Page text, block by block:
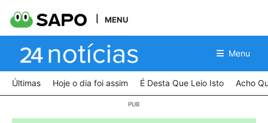
MENU
Menu
Últimas Hoje o dia foi assim É Desta Que Leio Isto Acho